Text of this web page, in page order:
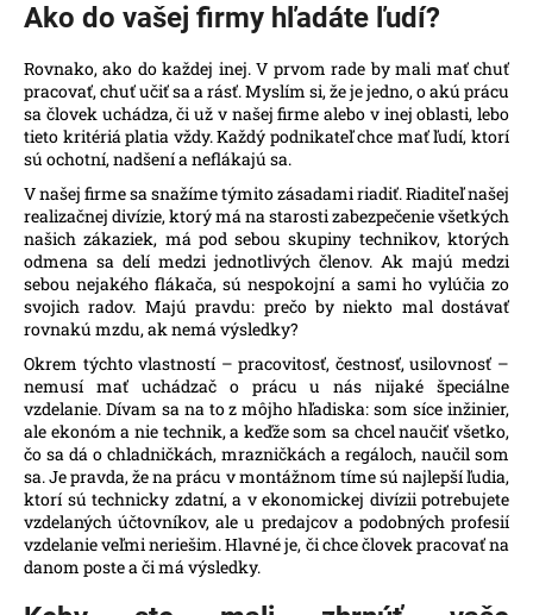
Ako do vašej firmy hľadáte ľudí?
Rovnako, ako do každej inej. V prvom rade by mali mať chuť
pracovať, chuť učiť sa a rásť. Myslím si, že je jedno, o akú prácu
sa človek uchádza, či už v našej firme alebo v inej oblasti, lebo
tieto kritériá platia vždy. Každý podnikateľ chce mať ľudí, ktorí
sú ochotní, nadšení a neflákajú sa.
V našej firme sa snažíme týmito zásadami riadiť. Riaditeľ našej
realizačnej divízie, ktorý má na starosti zabezpečenie všetkých
našich zákaziek, má pod sebou skupiny technikov, ktorých
odmena sa delí medzi jednotlivých členov. Ak majú medzi
sebou nejakého flákača, sú nespokojní a sami ho vylúčia zo
svojich radov. Majú pravdu: prečo by niekto mal dostávať
rovnakú mzdu, ak nemá výsledky?
Okrem týchto vlastností – pracovitosť, čestnosť, usilovnosť –
nemusí mať uchádzač o prácu u nás nijaké špeciálne
vzdelanie. Dívam sa na to z môjho hľadiska: som síce inžinier,
ale ekonóm a nie technik, a keďže som sa chcel naučiť všetko,
čo sa dá o chladničkách, mrazničkách a regáloch, naučil som
sa. Je pravda, že na prácu v montážnom tíme sú najlepší ľudia,
ktorí sú technicky zdatní, a v ekonomickej divízii potrebujete
vzdelaných účtovníkov, ale u predajcov a podobných profesií
vzdelanie veľmi neriešim. Hlavné je, či chce človek pracovať na
danom poste a či má výsledky.